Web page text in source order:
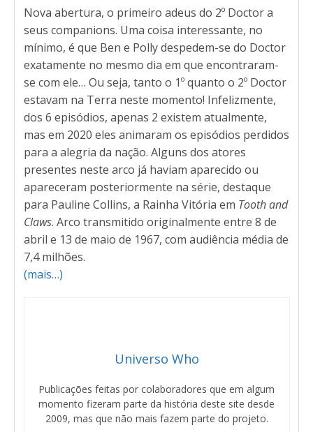
Nova abertura, o primeiro adeus do 2º Doctor a
seus companions. Uma coisa interessante, no
mínimo, é que Ben e Polly despedem-se do Doctor
exatamente no mesmo dia em que encontraram-
se com ele… Ou seja, tanto o 1º quanto o 2º Doctor
estavam na Terra neste momento! Infelizmente,
dos 6 episódios, apenas 2 existem atualmente,
mas em 2020 eles animaram os episódios perdidos
para a alegria da nação. Alguns dos atores
presentes neste arco já haviam aparecido ou
apareceram posteriormente na série, destaque
para Pauline Collins, a Rainha Vitória em Tooth and
Claws. Arco transmitido originalmente entre 8 de
abril e 13 de maio de 1967, com audiência média de
7,4 milhões.
(mais…)
Universo Who
Publicações feitas por colaboradores que em algum
momento fizeram parte da história deste site desde
2009, mas que não mais fazem parte do projeto.